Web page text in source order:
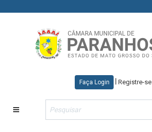
Faça Login Registre-se
Toggle
navigation